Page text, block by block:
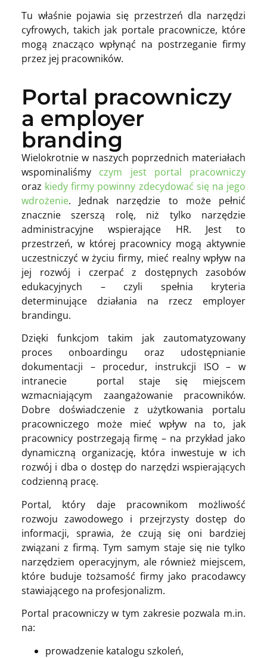
Tu właśnie pojawia się przestrzeń dla narzędzi
cyfrowych, takich jak portale pracownicze, które
mogą znacząco wpłynąć na postrzeganie firmy
przez jej pracowników.
Portal pracowniczy
a employer
branding
Wielokrotnie w naszych poprzednich materiałach
wspominaliśmy czym jest portal pracowniczy
oraz kiedy firmy powinny zdecydować się na jego
wdrożenie. Jednak narzędzie to może pełnić
znacznie szerszą rolę, niż tylko narzędzie
administracyjne wspierające HR. Jest to
przestrzeń, w której pracownicy mogą aktywnie
uczestniczyć w życiu firmy, mieć realny wpływ na
jej rozwój i czerpać z dostępnych zasobów
edukacyjnych – czyli spełnia kryteria
determinujące działania na rzecz employer
brandingu.
Dzięki funkcjom takim jak zautomatyzowany
proces onboardingu oraz udostępnianie
dokumentacji – procedur, instrukcji ISO – w
intranecie portal staje się miejscem
wzmacniającym zaangażowanie pracowników.
Dobre doświadczenie z użytkowania portalu
pracowniczego może mieć wpływ na to, jak
pracownicy postrzegają firmę – na przykład jako
dynamiczną organizację, która inwestuje w ich
rozwój i dba o dostęp do narzędzi wspierających
codzienną pracę.
Portal, który daje pracownikom możliwość
rozwoju zawodowego i przejrzysty dostęp do
informacji, sprawia, że czują się oni bardziej
związani z firmą. Tym samym staje się nie tylko
narzędziem operacyjnym, ale również miejscem,
które buduje tożsamość firmy jako pracodawcy
stawiającego na profesjonalizm.
Portal pracowniczy w tym zakresie pozwala m.in.
na:
prowadzenie katalogu szkoleń,